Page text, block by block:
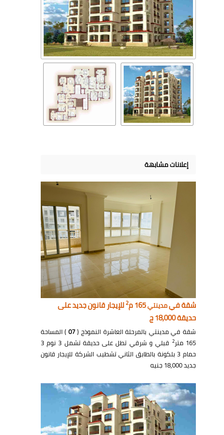
إعلانات مشابهة
شقة فيمدينتي165 م 2للإيجار قانون جديد على
حديقة 18,000 ج
شقة في مدينتي بالمرحلة العاشرة النموذج (07 ) المساحة
165 متر
2
قبلي و شرقي تطل على حديقة تشمل 3 نوم 3
حمام 3 بلكونة بالطابق الثاني تشطيب الشركة للإيجار قانون
جديد 18,000 جنيه